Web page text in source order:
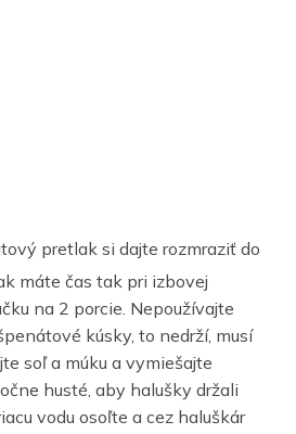
pretlak si dajte rozmraziť do
máte čas tak pri izbovej
na 2 porcie. Nepoužívajte
kúsky, to nedrží, musí
soľ a múku a vymiešajte
husté, aby halušky držali
vodu osoľte a cez haluškár